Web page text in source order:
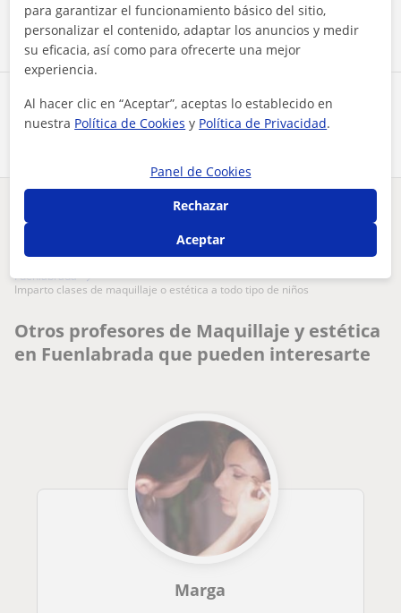
Comparte a este profesor
Contactar ahora
¿Hay algún error en este perfil?
Fuenlabrada
imparto clases de maquillaje o estética a todo tipo de niños
Otros profesores de Maquillaje y estética
en Fuenlabrada que pueden interesarte
Marga
para garantizar el funcionamiento básico del sitio,
personalizar el contenido, adaptar los anuncios y medir
su eficacia, así como para ofrecerte una mejor
experiencia.
Al hacer clic en “Aceptar”, aceptas lo establecido en
nuestra Política de Cookies y Política de Privacidad.
Panel de Cookies
Rechazar
Aceptar